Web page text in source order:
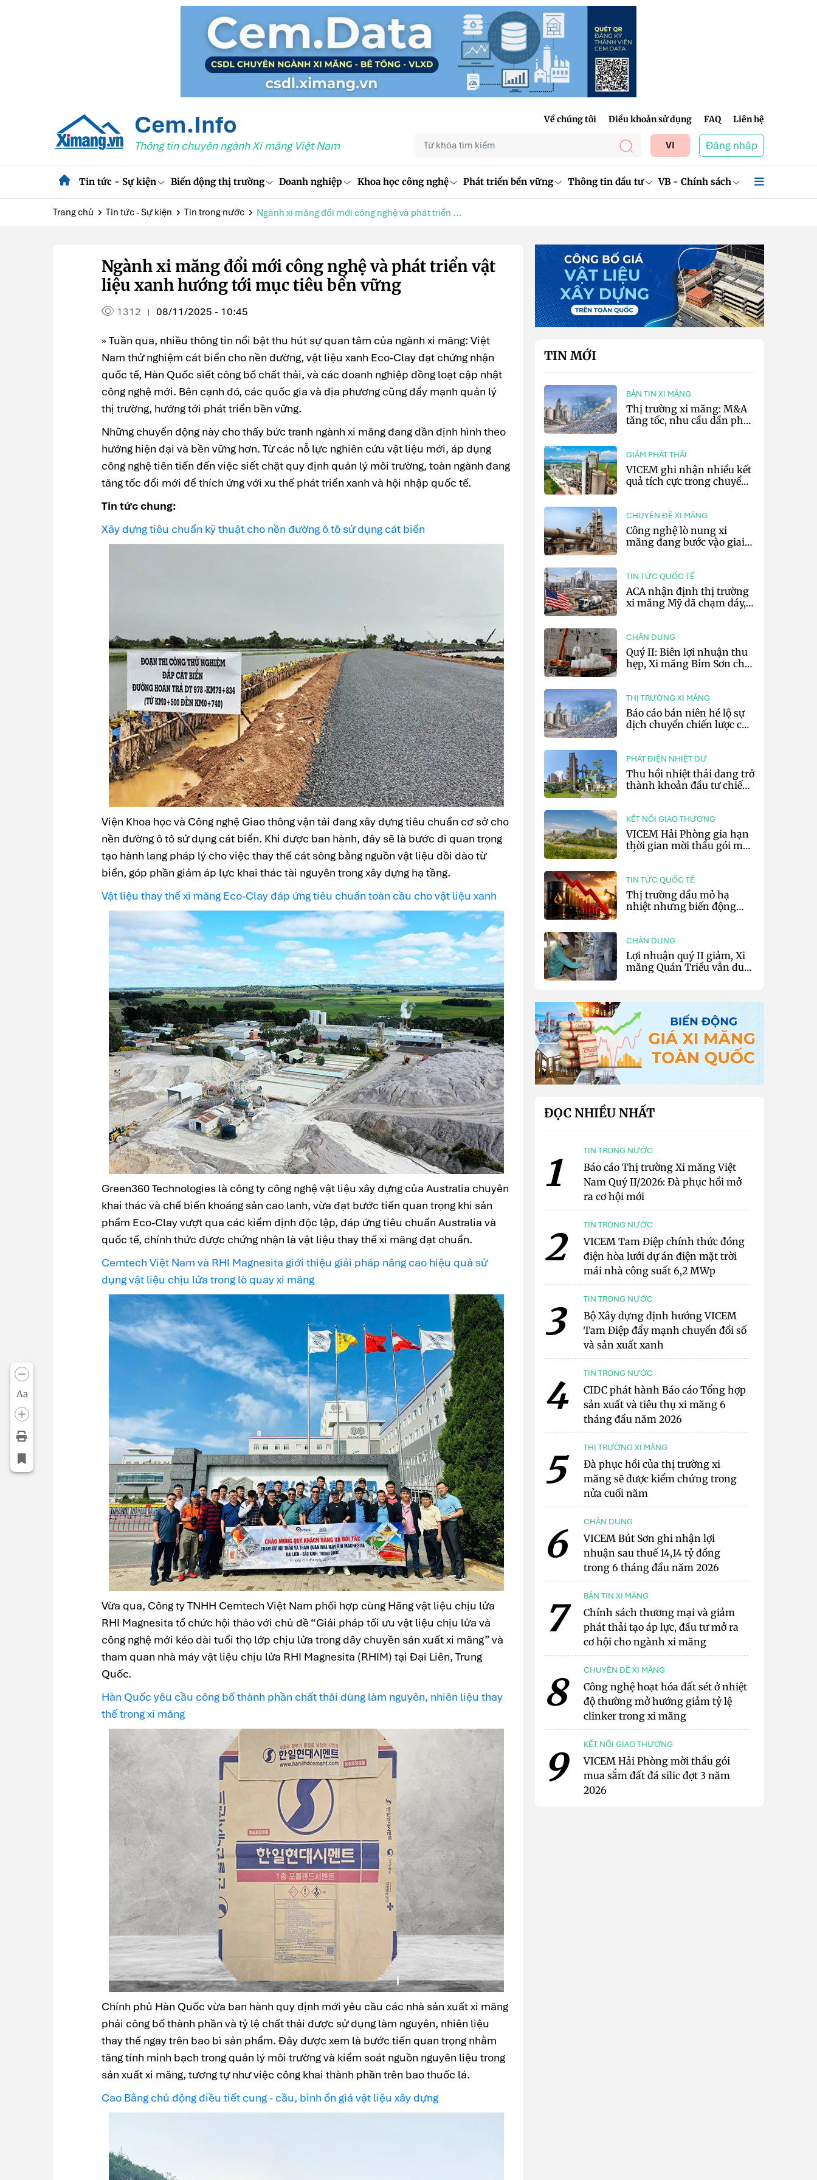
Cem.Info
Thông tin chuyên ngành Xi măng Việt Nam
Về chúng tôi Điều khoản sử dụng FAQ Liên hệ
VI Đăng nhập
Tin tức - Sự kiện Biến động thị trường Doanh nghiệp Khoa học công nghệ Phát triển bền vững Thông tin đầu tư VB - Chính sách
Trang chủ Tin tức - Sự kiện Tin trong nước Ngành xi măng đổi mới công nghệ và phát triển ...
Aa
Ngành xi măng đổi mới công nghệ và phát triển vật
liệu xanh hướng tới mục tiêu bền vững
1312 | 08/11/2025 - 10:45
» Tuần qua, nhiều thông tin nổi bật thu hút sự quan tâm của ngành xi măng: Việt
Nam thử nghiệm cát biển cho nền đường, vật liệu xanh Eco-Clay đạt chứng nhận
quốc tế, Hàn Quốc siết công bố chất thải, và các doanh nghiệp đồng loạt cập nhật
công nghệ mới. Bên cạnh đó, các quốc gia và địa phương cũng đẩy mạnh quản lý
thị trường, hướng tới phát triển bền vững.
Những chuyển động này cho thấy bức tranh ngành xi măng đang dần định hình theo
hướng hiện đại và bền vững hơn. Từ các nỗ lực nghiên cứu vật liệu mới, áp dụng
công nghệ tiên tiến đến việc siết chặt quy định quản lý môi trường, toàn ngành đang
tăng tốc đổi mới để thích ứng với xu thế phát triển xanh và hội nhập quốc tế.
Tin tức chung:
Xây dựng tiêu chuẩn kỹ thuật cho nền đường ô tô sử dụng cát biển
Viện Khoa học và Công nghệ Giao thông vận tải đang xây dựng tiêu chuẩn cơ sở cho
nền đường ô tô sử dụng cát biển. Khi được ban hành, đây sẽ là bước đi quan trọng
tạo hành lang pháp lý cho việc thay thế cát sông bằng nguồn vật liệu dồi dào từ
biển, góp phần giảm áp lực khai thác tài nguyên trong xây dựng hạ tầng.
Vật liệu thay thế xi măng Eco-Clay đáp ứng tiêu chuẩn toàn cầu cho vật liệu xanh
Green360 Technologies là công ty công nghệ vật liệu xây dựng của Australia chuyên
khai thác và chế biến khoáng sản cao lanh, vừa đạt bước tiến quan trọng khi sản
phẩm Eco-Clay vượt qua các kiểm định độc lập, đáp ứng tiêu chuẩn Australia và
quốc tế, chính thức được chứng nhận là vật liệu thay thế xi măng đạt chuẩn.
Cemtech Việt Nam và RHI Magnesita giới thiệu giải pháp nâng cao hiệu quả sử
dụng vật liệu chịu lửa trong lò quay xi măng
Vừa qua, Công ty TNHH Cemtech Việt Nam phối hợp cùng Hãng vật liệu chịu lửa
RHI Magnesita tổ chức hội thảo với chủ đề “Giải pháp tối ưu vật liệu chịu lửa và
công nghệ mới kéo dài tuổi thọ lớp chịu lửa trong dây chuyền sản xuất xi măng” và
tham quan nhà máy vật liệu chịu lửa RHI Magnesita (RHIM) tại Đại Liên, Trung
Quốc.
Hàn Quốc yêu cầu công bố thành phần chất thải dùng làm nguyên, nhiên liệu thay
thế trong xi măng
Chính phủ Hàn Quốc vừa ban hành quy định mới yêu cầu các nhà sản xuất xi măng
phải công bố thành phần và tỷ lệ chất thải được sử dụng làm nguyên, nhiên liệu
thay thế ngay trên bao bì sản phẩm. Đây được xem là bước tiến quan trọng nhằm
tăng tính minh bạch trong quản lý môi trường và kiểm soát nguồn nguyên liệu trong
sản xuất xi măng, tương tự như việc công khai thành phần trên bao thuốc lá.
Cao Bằng chủ động điều tiết cung - cầu, bình ổn giá vật liệu xây dựng
TIN MỚI
BẢN TIN XI MĂNG
Thị trường xi măng: M&A
tăng tốc, nhu cầu dần phục
GIẢM PHÁT THẢI
VICEM ghi nhận nhiều kết
quả tích cực trong chuyển
CHUYÊN ĐỀ XI MĂNG
Công nghệ lò nung xi
măng đang bước vào giai
TIN TỨC QUỐC TẾ
ACA nhận định thị trường
xi măng Mỹ đã chạm đáy,
CHÂN DUNG
Quý II: Biên lợi nhuận thu
hẹp, Xi măng Bỉm Sơn chỉ
THỊ TRƯỜNG XI MĂNG
Báo cáo bán niên hé lộ sự
dịch chuyển chiến lược của
PHÁT ĐIỆN NHIỆT DƯ
Thu hồi nhiệt thải đang trở
thành khoản đầu tư chiến
KẾT NỐI GIAO THƯƠNG
VICEM Hải Phòng gia hạn
thời gian mời thầu gói mua
TIN TỨC QUỐC TẾ
Thị trường dầu mỏ hạ
nhiệt nhưng biến động
CHÂN DUNG
Lợi nhuận quý II giảm, Xi
măng Quán Triều vẫn duy
ĐỌC NHIỀU NHẤT
1 TIN TRONG NƯỚC
Báo cáo Thị trường Xi măng Việt
Nam Quý II/2026: Đà phục hồi mở
ra cơ hội mới
2 TIN TRONG NƯỚC
VICEM Tam Điệp chính thức đóng
điện hòa lưới dự án điện mặt trời
mái nhà công suất 6,2 MWp
3 TIN TRONG NƯỚC
Bộ Xây dựng định hướng VICEM
Tam Điệp đẩy mạnh chuyển đổi số
và sản xuất xanh
4 TIN TRONG NƯỚC
CIDC phát hành Báo cáo Tổng hợp
sản xuất và tiêu thụ xi măng 6
tháng đầu năm 2026
5 THỊ TRƯỜNG XI MĂNG
Đà phục hồi của thị trường xi
măng sẽ được kiểm chứng trong
nửa cuối năm
6 CHÂN DUNG
VICEM Bút Sơn ghi nhận lợi
nhuận sau thuế 14,14 tỷ đồng
trong 6 tháng đầu năm 2026
7 BẢN TIN XI MĂNG
Chính sách thương mại và giảm
phát thải tạo áp lực, đầu tư mở ra
cơ hội cho ngành xi măng
8 CHUYÊN ĐỀ XI MĂNG
Công nghệ hoạt hóa đất sét ở nhiệt
độ thường mở hướng giảm tỷ lệ
clinker trong xi măng
9 KẾT NỐI GIAO THƯƠNG
VICEM Hải Phòng mời thầu gói
mua sắm đất đá silic đợt 3 năm
2026